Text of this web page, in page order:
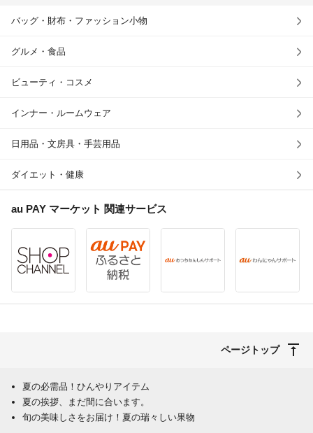
バッグ・財布・ファッション小物
グルメ・食品
ビューティ・コスメ
インナー・ルームウェア
日用品・文房具・手芸用品
ダイエット・健康
au PAY マーケット 関連サービス
ページトップ
夏の必需品！ひんやりアイテム
夏の挨拶、まだ間に合います。
旬の美味しさをお届け！夏の瑞々しい果物